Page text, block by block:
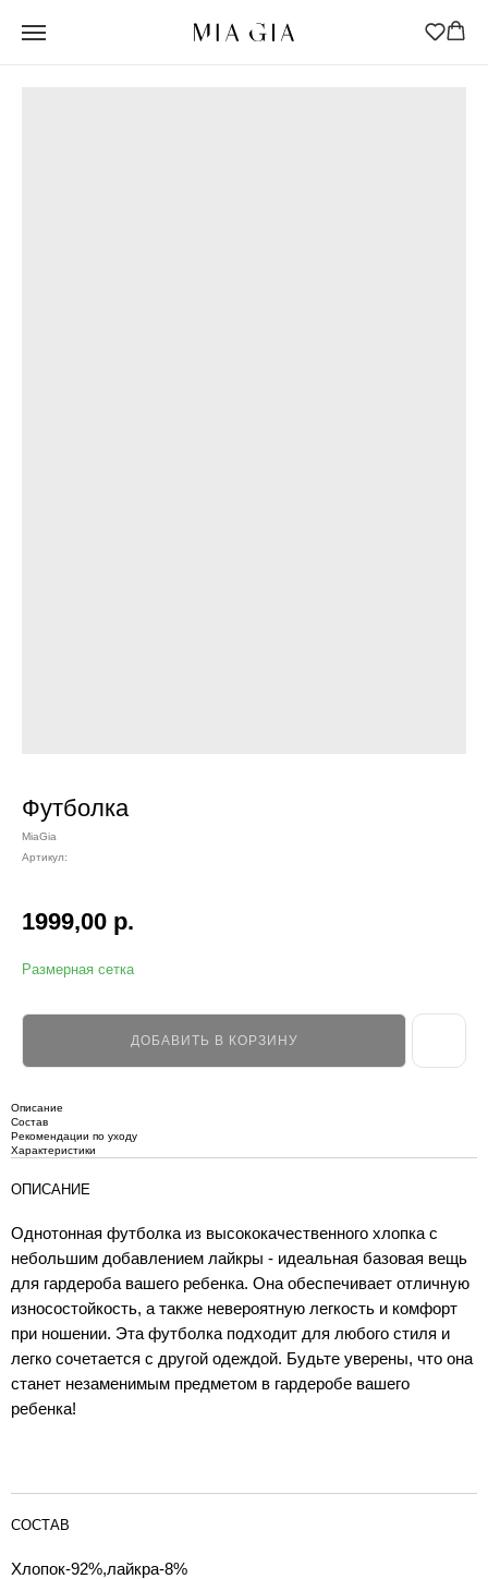
Футболка
MiaGia
Артикул:
1999,00 р.
Размерная сетка
ДОБАВИТЬ В КОРЗИНУ
Описание
Состав
Рекомендации по уходу
Характеристики
ОПИСАНИЕ
Однотонная футболка из высококачественного хлопка с
небольшим добавлением лайкры - идеальная базовая вещь
для гардероба вашего ребенка. Она обеспечивает отличную
износостойкость, а также невероятную легкость и комфорт
при ношении. Эта футболка подходит для любого стиля и
легко сочетается с другой одеждой. Будьте уверены, что она
станет незаменимым предметом в гардеробе вашего
ребенка!
СОСТАВ
Хлопок-92%,лайкра-8%